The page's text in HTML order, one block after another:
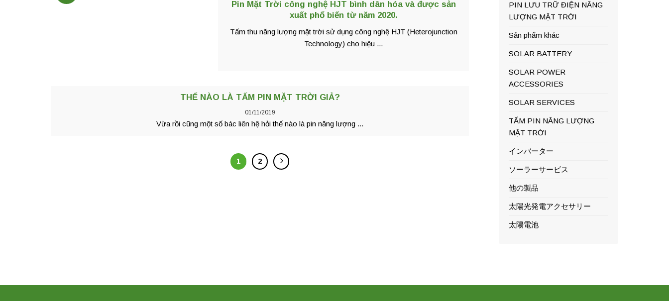
Pin Mặt Trời công nghệ HJT bình dân hóa và được sản
xuất phổ biến từ năm 2020.
Tấm thu năng lượng mặt trời sử dụng công nghệ HJT (Heterojunction
Technology) cho hiệu ...
THẾ NÀO LÀ TẤM PIN MẶT TRỜI GIẢ?
01/11/2019
Vừa rồi cũng một số bác liên hệ hỏi thế nào là pin năng lượng ...
1 2
PIN LƯU TRỮ ĐIỆN NĂNG
LƯỢNG MẶT TRỜI
Sản phẩm khác
SOLAR BATTERY
SOLAR POWER
ACCESSORIES
SOLAR SERVICES
TẤM PIN NĂNG LƯỢNG
MẶT TRỜI
インバーター
ソーラーサービス
他の製品
太陽光発電アクセサリー
太陽電池